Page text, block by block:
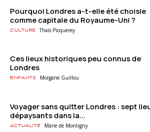
Pourquoi Londres a-t-elle été choisie
comme capitale du Royaume-Uni ?
Culture Thaïs Picquerey
Ces lieux historiques peu connus de
Londres
Enfants Morgane Guillou
Voyager sans quitter Londres : sept
dépaysants dans la...
Actualité Marie de Montigny